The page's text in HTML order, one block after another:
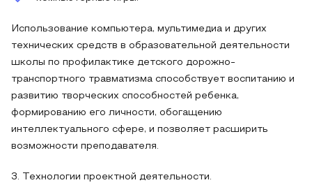
Использование компьютера, мультимедиа и других
технических средств в образовательной деятельности
школы по профилактике детского дорожно-
транспортного травматизма способствует воспитанию и
развитию творческих способностей ребенка,
формированию его личности, обогащению
интеллектуального сфере, и позволяет расширить
возможности преподавателя.
3. Технологии проектной деятельности.